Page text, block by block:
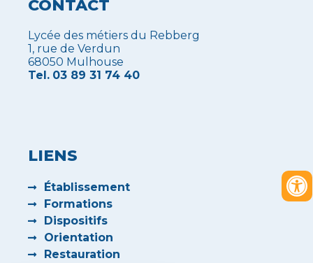
CONTACT
Lycée des métiers du Rebberg
1, rue de Verdun
68050 Mulhouse
Tel. 03 89 31 74 40
LIENS
Établissement
Formations
Dispositifs
Orientation
Restauration